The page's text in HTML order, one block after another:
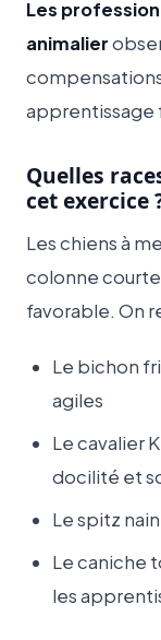
Les
animalier
apprentissage
Quelles
cet exercice
Les chiens à
colonne
favorable. On
Le bichon
agiles
Le cavalier
docilité et
Le spitz
Le caniche
les